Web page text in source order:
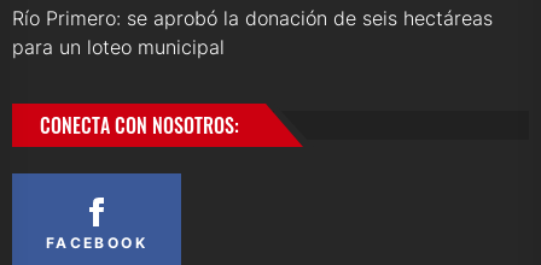
Río Primero: se aprobó la donación de seis hectáreas
para un loteo municipal
CONECTA CON NOSOTROS:
FACEBOOK